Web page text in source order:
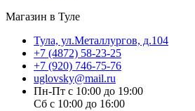
Магазин в Туле
Тула, ул.Металлургов, д.104
+7 (4872) 58-23-25
+7 (920) 746-75-76
uglovsky@mail.ru
Пн-Пт с 10:00 до 19:00
Сб с 10:00 до 16:00